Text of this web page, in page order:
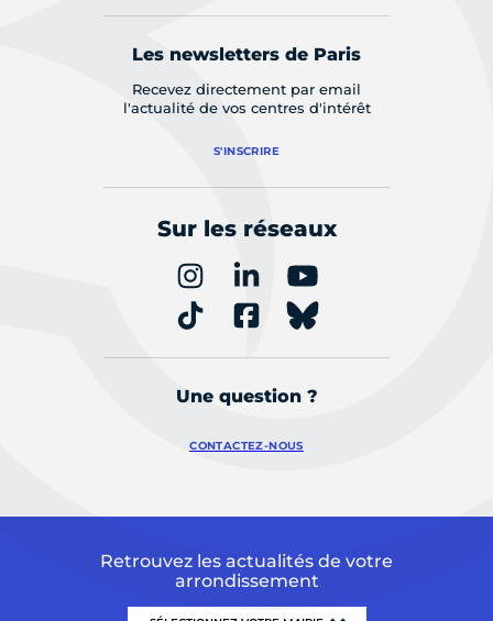
Les newsletters de Paris
Recevez directement par email
l'actualité de vos centres d'intérêt
S'INSCRIRE
Sur les réseaux
Une question ?
CONTACTEZ-NOUS
Retrouvez les actualités de votre
arrondissement